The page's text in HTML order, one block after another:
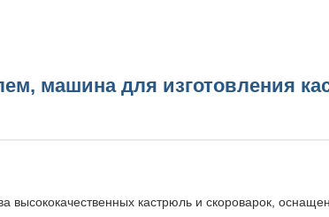
машина для изготовления
кастрюль и скороварок,